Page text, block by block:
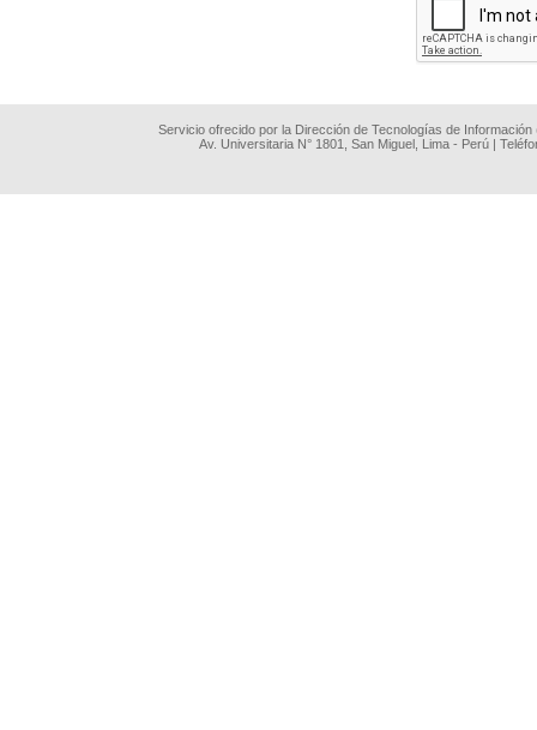
Servicio ofrecido por la Dirección de Tecnologías de
Av. Universitaria N° 1801, San Miguel, Lima - Perú |